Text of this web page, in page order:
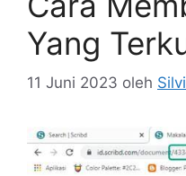
Yang
11 Juni 2023 oleh